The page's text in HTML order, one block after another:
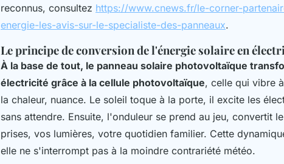
reconnus, consultez https://www.cnews.fr/le-corner-
energie-les-avis-sur-le-specialiste-des-panneaux.
Le principe de conversion de l'énergie solaire en
À la base de tout, le panneau solaire photovoltaïque
électricité grâce à la cellule photovoltaïque, celle qui vibre
la chaleur, nuance. Le soleil toque à la porte, il excite les
sans attendre. Ensuite, l'onduleur se prend au jeu, convertit
prises, vos lumières, votre quotidien familier. Cette
elle ne s'interrompt pas à la moindre contrariété météo.